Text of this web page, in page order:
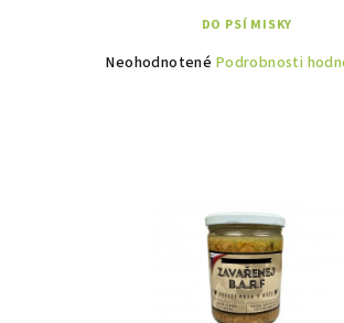
DO PSÍ MISKY
Priemerné
Neohodnotené Podrobnosti